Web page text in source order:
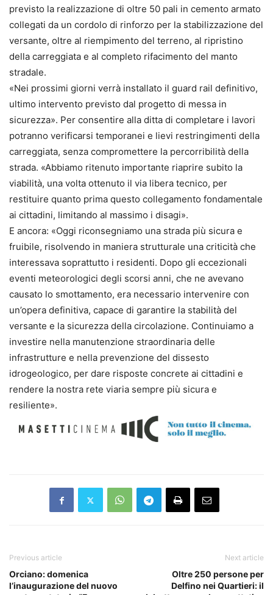
previsto la realizzazione di oltre 50 pali in cemento armato
collegati da un cordolo di rinforzo per la stabilizzazione del
versante, oltre al riempimento del terreno, al ripristino
della carreggiata e al completo rifacimento del manto
stradale.
«Nei prossimi giorni verrà installato il guard rail definitivo,
ultimo intervento previsto dal progetto di messa in
sicurezza». Per consentire alla ditta di completare i lavori
potranno verificarsi temporanei e lievi restringimenti della
carreggiata, senza compromettere la percorribilità della
strada. «Abbiamo ritenuto importante riaprire subito la
viabilità, una volta ottenuto il via libera tecnico, per
restituire quanto prima questo collegamento fondamentale
ai cittadini, limitando al massimo i disagi».
E ancora: «Oggi riconsegniamo una strada più sicura e
fruibile, risolvendo in maniera strutturale una criticità che
interessava soprattutto i residenti. Dopo gli eccezionali
eventi meteorologici degli scorsi anni, che ne avevano
causato lo smottamento, era necessario intervenire con
un’opera definitiva, capace di garantire la stabilità del
versante e la sicurezza della circolazione. Continuiamo a
investire nella manutenzione straordinaria delle
infrastrutture e nella prevenzione del dissesto
idrogeologico, per dare risposte concrete ai cittadini e
rendere la nostra rete viaria sempre più sicura e
resiliente».
Previous article
Orciano: domenica
l’inaugurazione del nuovo
Next article
Oltre 250 persone per
Delfino nei Quartieri: il